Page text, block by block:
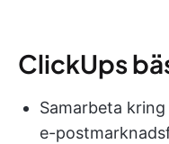
ClickUps
Samarbeta
e-